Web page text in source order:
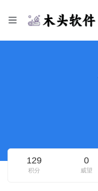
129
积分
0
威望